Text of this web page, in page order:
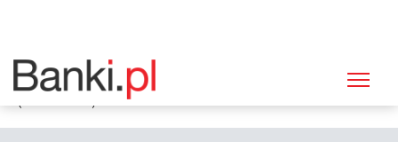
Strona główna
Bankomat Bank Polska Kasa Opieki (PEKAO SA), Sosnowiec, Niwecka 1